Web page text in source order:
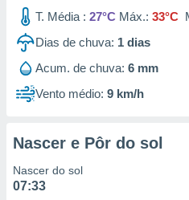
T. Média : 27°C Máx.: 33°C
Dias de chuva: 1 dias
Acum. de chuva: 6 mm
Vento médio: 9 km/h
Nascer e Pôr do sol
Nascer do sol
07:33